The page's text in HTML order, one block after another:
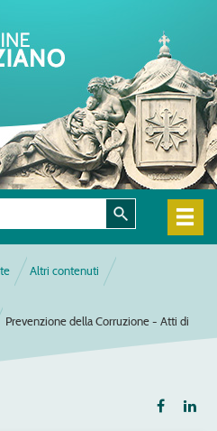
Altri contenuti
Prevenzione della Corruzione - Atti di